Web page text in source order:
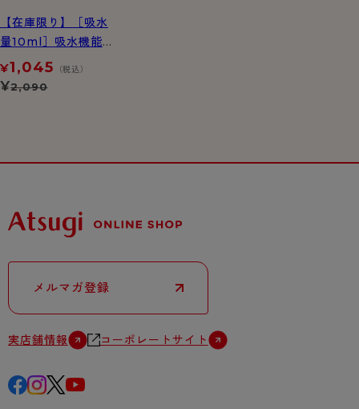
【在庫限り】［吸水
量10ml］吸水機能付
ショーツ
¥1,045 （税込）
¥2,090
メルマガ登録
実店舗情報 コーポレートサイト